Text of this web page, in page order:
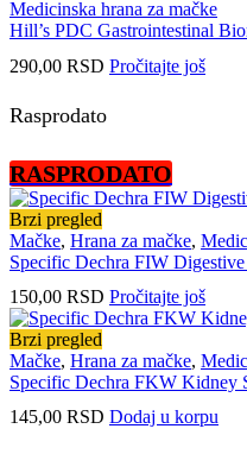
Medicinska hrana za mačke
Hill’s PDC Gastrointestinal
290,00 RSD Pročitajte još
Rasprodato
RASPRODATO
Brzi pregled
Mačke, Hrana za mačke,
Specific Dechra FIW
150,00 RSD Pročitajte još
Brzi pregled
Mačke, Hrana za mačke,
Specific Dechra FKW Kidney
145,00 RSD Dodaj u korpu